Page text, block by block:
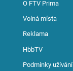
O FTV Prima
Volná místa
Reklama
HbbTV
Podmínky užívání